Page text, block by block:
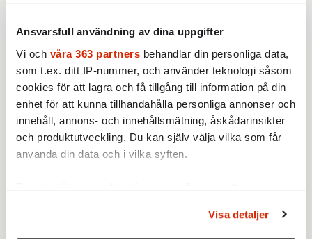
Ansvarsfull användning av dina uppgifter
Vi och våra 363 partners behandlar din personliga data,
som t.ex. ditt IP-nummer, och använder teknologi såsom
cookies för att lagra och få tillgång till information på din
enhet för att kunna tillhandahålla personliga annonser och
innehåll, annons- och innehållsmätning, åskådarinsikter
och produktutveckling. Du kan själv välja vilka som får
använda din data och i vilka syften.
Ta reda på mer om hur dina personliga uppgifter
Du kan ändra eller dra tillbaka ditt samtycke när som
Visa detaljer
trender längre«
INTERVJU
LUNCH MED
Hon har jobbat med yta i hela
sitt liv. Nu har Lotta Ahlvar
hittat lugnet med hjälp av
yoga och ser en ljus framtid
för svensk hemslöjd och
svenskt hantverk.
efter hans död?
HISTORIA
KULTUR
40 år efter mordet. 50 år efter
bästa skivan. Dags att förstå
Lennon.
Blume: Det vackra i att
isoleringen